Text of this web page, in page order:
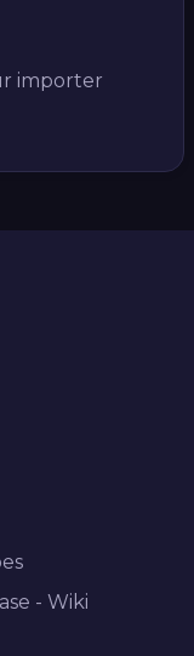
importer
- Wiki